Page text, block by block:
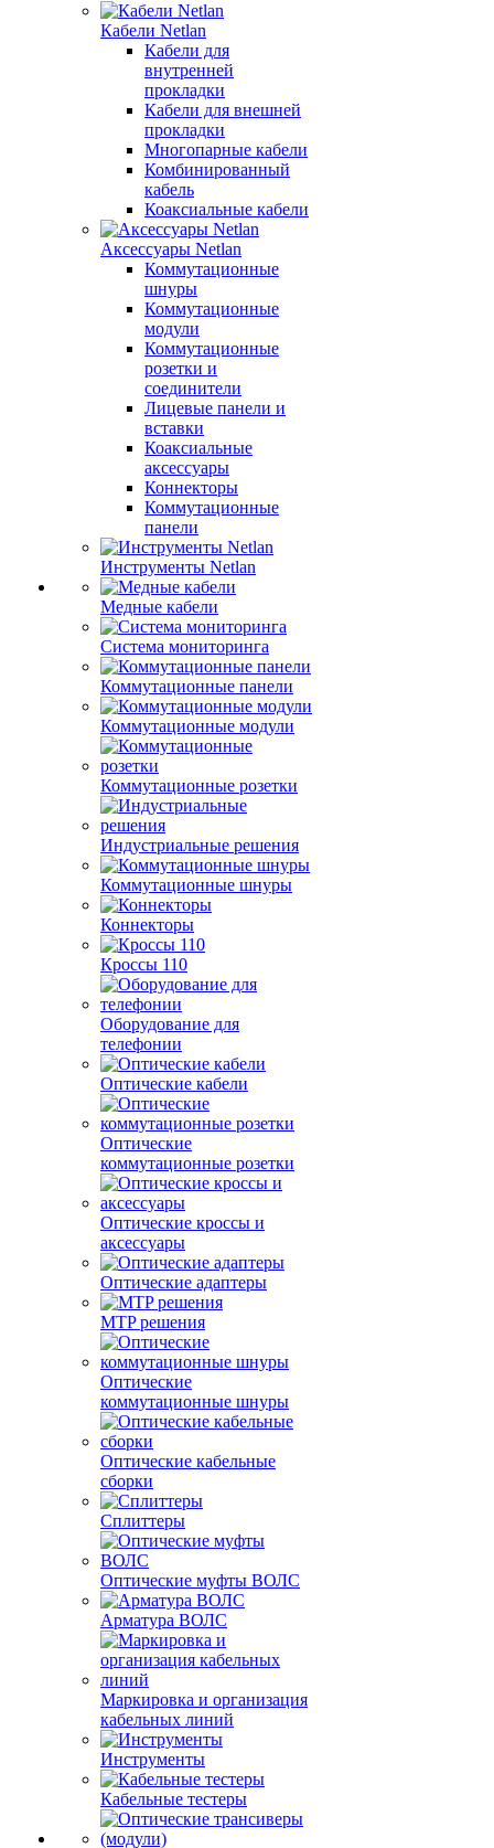
Кабели Netlan
Кабели для
внутренней
прокладки
Кабели для внешней
прокладки
Многопарные кабели
Комбинированный
кабель
Коаксиальные кабели
Аксессуары Netlan
Коммутационные
шнуры
Коммутационные
модули
Коммутационные
розетки и
соединители
Лицевые панели и
вставки
Коаксиальные
аксессуары
Коннекторы
Коммутационные
панели
Инструменты Netlan
Медные кабели
Система мониторинга
Коммутационные панели
Коммутационные модули
Коммутационные розетки
Индустриальные решения
Коммутационные шнуры
Коннекторы
Кроссы 110
Оборудование для
телефонии
Оптические кабели
Оптические
коммутационные розетки
Оптические кроссы и
аксессуары
Оптические адаптеры
MTP решения
Оптические
коммутационные шнуры
Оптические кабельные
сборки
Сплиттеры
Оптические муфты ВОЛС
Арматура ВОЛС
Маркировка и организация
кабельных линий
Инструменты
Кабельные тестеры